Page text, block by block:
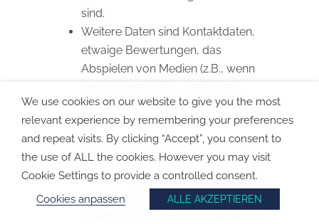
sind.
Weitere Daten sind Kontaktdaten,
etwaige Bewertungen, das
Abspielen von Medien (z.B., wenn
abspielen), das Teilen von Inhalten
über Social Media oder das
Hinzufügen zu Ihren Favoriten. Die
Aufzählung hat keinen
Vollständigkeitsanspruch und dient
nur zu einer allgemeinen
We use cookies on our website to give you the most
relevant experience by remembering your preferences
and repeat visits. By clicking “Accept”, you consent to
the use of ALL the cookies. However you may visit
Cookie Settings to provide a controlled consent.
Cookies anpassen
ALLE AKZEPTIEREN